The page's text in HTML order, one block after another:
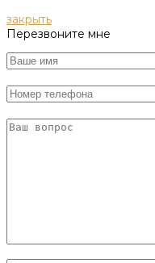
закрыть
Перезвоните мне